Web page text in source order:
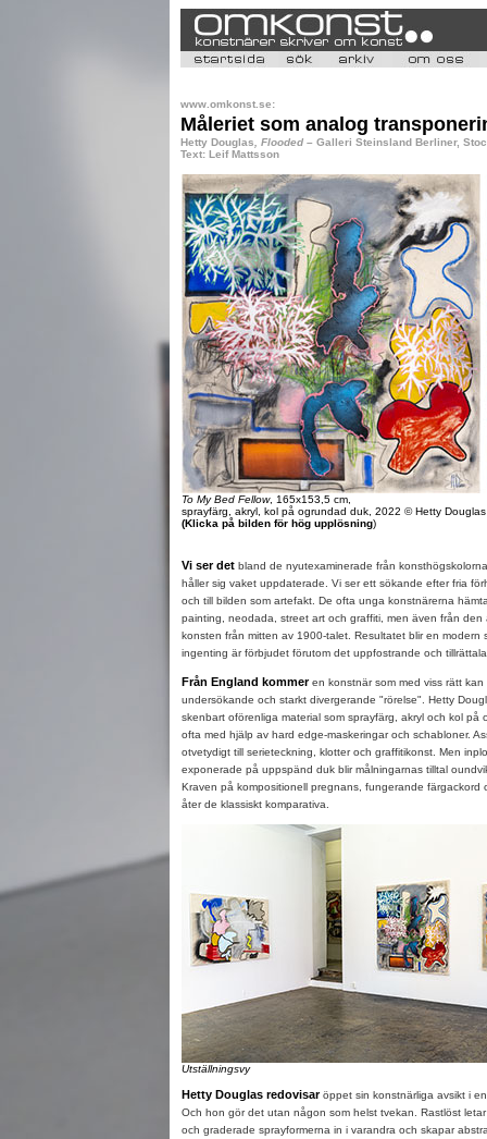
www.omkonst.se:
Måleriet som analog
Hetty Douglas , Flooded– Galleri Steinsland Berliner,
Text: Leif Mattsson
To My Bed Fellow, 165x153,5 cm,
sprayfärg, akryl, kol på ogrundad duk, 2022 © Hetty Douglas
(Klicka på bilden för hög upplösning)
Vi ser detbland de nyutexaminerade från
håller sig vaket uppdaterade. Vi ser ett sökande efter fria
och till bilden som artefakt. De ofta unga konstnärerna
painting, neodada, street art och graffiti, men även från den
konsten från mitten av 1900-talet. Resultatet blir en modern
ingenting är förbjudet förutom det uppfostrande och
Från England kommeren konstnär som med viss rätt kan
undersökande och starkt divergerande "rörelse". Hetty
skenbart oförenliga material som sprayfärg, akryl och kol på
ofta med hjälp av hard edge-maskeringar och schabloner.
otvetydigt till serieteckning, klotter och graffitikonst. Men
exponerade på uppspänd duk blir målningarnas tilltal
Kraven på kompositionell pregnans, fungerande färgackord
åter de klassiskt komparativa.
Utställningsvy
Hetty Douglas redovisaröppet sin konstnärliga avsikt i
Och hon gör det utan någon som helst tvekan. Rastlöst
och graderade sprayformerna in i varandra och skapar